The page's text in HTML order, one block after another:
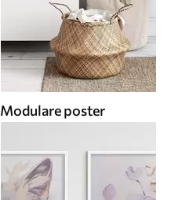
Modulare poster